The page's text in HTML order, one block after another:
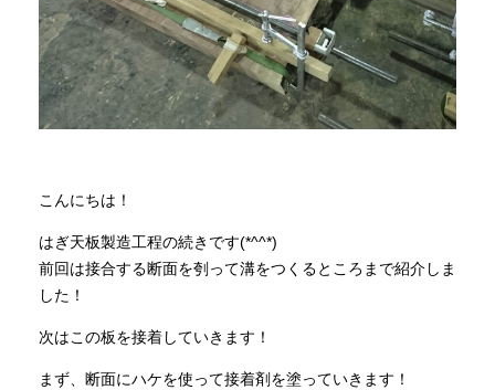
イベント
全商品一覧
新入荷情報
納品事例
こんにちは！
はぎ天板製造工程の続きです(*^^*)
前回は接合する断面を刳って溝をつくるところまで紹介しま
した！
次はこの板を接着していきます！
まず、断面にハケを使って接着剤を塗っていきます！